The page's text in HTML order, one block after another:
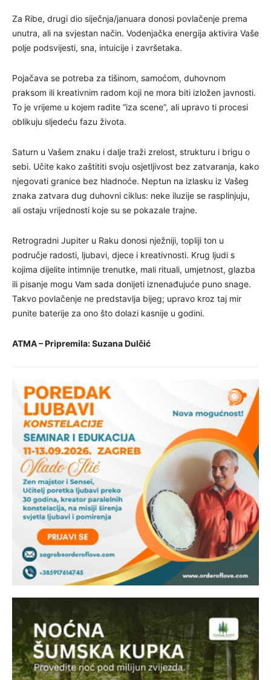
Za Ribe, drugi dio siječnja/januara donosi povlačenje prema
unutra, ali na svjestan način. Vodenjačka energija aktivira Vaše
polje podsvijesti, sna, intuicije i završetaka.
Pojačava se potreba za tišinom, samoćom, duhovnom
praksom ili kreativnim radom koji ne mora biti izložen javnosti.
To je vrijeme u kojem radite “iza scene”, ali upravo ti procesi
oblikuju sljedeću fazu života.
Saturn u Vašem znaku i dalje traži zrelost, strukturu i brigu o
sebi. Učite kako zaštititi svoju osjetljivost bez zatvaranja, kako
njegovati granice bez hladnoće. Neptun na izlasku iz Vašeg
znaka zatvara dug duhovni ciklus: neke iluzije se rasplinjuju,
ali ostaju vrijednosti koje su se pokazale trajne.
Retrogradni Jupiter u Raku donosi nježniji, topliji ton u
područje radosti, ljubavi, djece i kreativnosti. Krug ljudi s
kojima dijelite intimnije trenutke, mali rituali, umjetnost, glazba
ili pisanje mogu Vam sada donijeti iznenađujuće puno snage.
Takvo povlačenje ne predstavlja bijeg; upravo kroz taj mir
punite baterije za ono što dolazi kasnije u godini.
ATMA – Pripremila: Suzana Dulčić